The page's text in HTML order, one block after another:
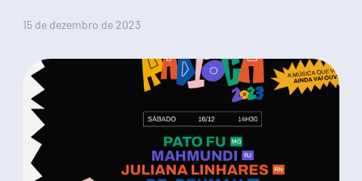
15 de dezembro de 2023